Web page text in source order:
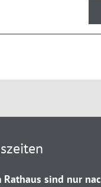
Rathaus sind nur